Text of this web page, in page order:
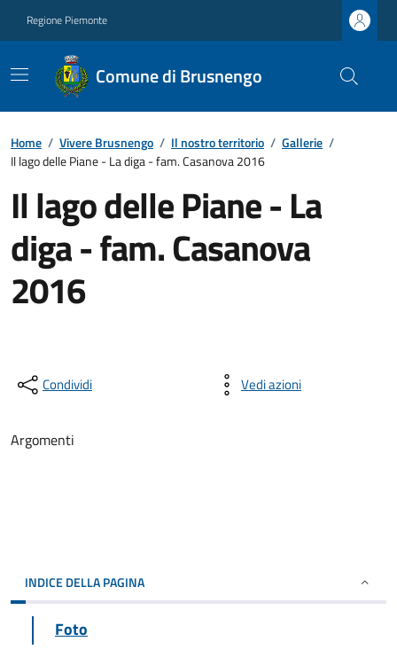
Regione Piemonte
Comune di Brusnengo
Home / Vivere Brusnengo / Il nostro territorio / Gallerie /
Il lago delle Piane - La diga - fam. Casanova 2016
Il lago delle Piane - La
diga - fam. Casanova
2016
Condividi Vedi azioni
Argomenti
INDICE DELLA PAGINA
Foto